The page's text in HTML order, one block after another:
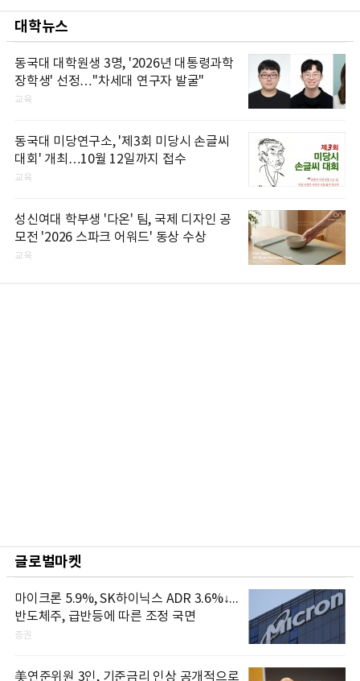
대학뉴스
동국대 대학원생 3명, '2026년 대통령과학
장학생' 선정…"차세대 연구자 발굴"
교육
동국대 미당연구소, '제3회 미당시 손글씨
대회' 개최…10월 12일까지 접수
교육
성신여대 학부생 '다온' 팀, 국제 디자인 공
모전 '2026 스파크 어워드' 동상 수상
교육
글로벌마켓
마이크론 5.9%, SK하이닉스 ADR 3.6%↓...
반도체주, 급반등에 따른 조정 국면
증권
美연준위원 3인, 기준금리 인상 공개적으로